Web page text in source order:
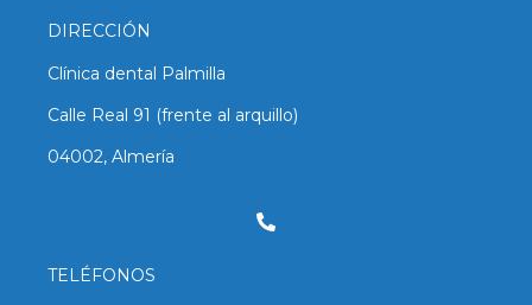
DIRECCIÓN
Clínica dental Palmilla
Calle Real 91 (frente al arquillo)
04002, Almería
TELÉFONOS